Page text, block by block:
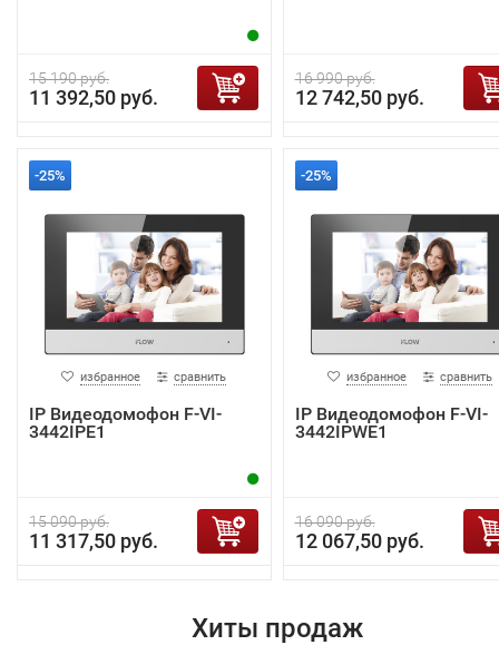
15 190 руб.
11 392,50 руб.
16 990 руб.
12 742,50 руб.
-25%
избранное сравнить
IP Видеодомофон F-VI-
3442IPE1
15 090 руб.
11 317,50 руб.
-25%
избранное сравнить
IP Видеодомофон F-VI-
3442IPWE1
16 090 руб.
12 067,50 руб.
Хиты продаж